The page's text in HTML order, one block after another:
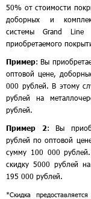
50% от стоимости
доборных и
системы Grand
приобретаемого
Пример: Вы
оптовой цене,
000 рублей. В этому
рублей на
рублей.
Пример 2: Вы
рублей по оптовой
сумму 100 000
скидку 5000 рублей
195 000 рублей.
*Скидка